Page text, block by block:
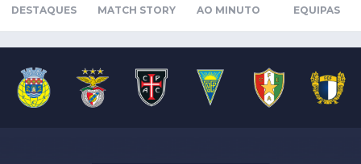
DESTAQUES MATCH STORY AO MINUTO EQUIPAS